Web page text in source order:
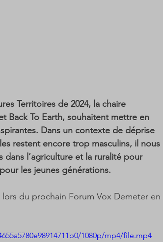
Territoires de 2024, la chaire
Back To Earth, souhaitent mettre en
Dans un contexte de déprise
restent encore trop masculins, il nous
l’agriculture et la ruralité pour
les jeunes générations.
du prochain Forum Vox Demeter en
1080p/mp4/file.mp4